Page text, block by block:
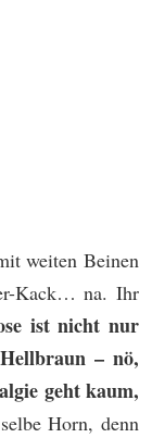
weiten Beinen
Kack… na. Ihr
ist nicht nur
– nö,
geht kaum,
Horn, denn